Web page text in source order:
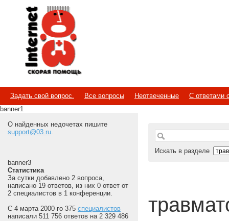
Internet
Скорая помощь
Задать свой вопрос. Все вопросы Неотвеченные
С ответами
banner1
О найденных недочетах пишите
support@03.ru.
banner3
Статистика
За сутки добавлено 2 вопроса,
написано 19 ответов, из них 0 ответ от
2 специалистов в 1 конференции.
С 4 марта 2000-го 375 специалистов
написали 511 756 ответов на 2 329 486
Искать в разделе